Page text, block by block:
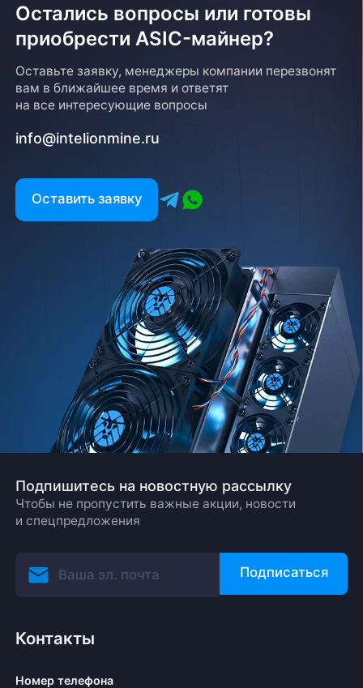
Остались вопросы или готовы
приобрести ASIC-майнер?
Оставьте заявку, менеджеры компании перезвонят
вам в ближайшее время и ответят
на все интересующие вопросы
info@intelionmine.ru
Оставить заявку
Подпишитесь на новостную рассылку
Чтобы не пропустить важные акции, новости
и спецпредложения
Подписаться
Контакты
Номер телефона